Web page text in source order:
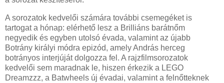
A sorozatok kedvelői számára további csemegéket is
tartogat a hónap: elérhető lesz a Brilliáns barátnőm
negyedik és egyben utolsó évada, valamint az újabb
Botrány királyi módra epizód, amely András herceg
botrányos interjúját dolgozza fel. A rajzfilmsorozatok
kedvelői sem maradnak le, hiszen érkezik a LEGO
Dreamzzz, a Batwheels új évadai, valamint a felnőtteknek